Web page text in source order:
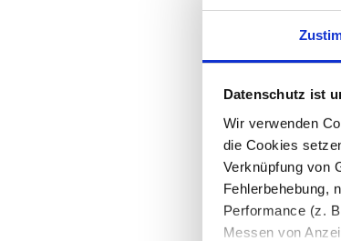
Datenschutz ist
Wir verwenden
die Cookies
Verknüpfung von
Fehlerbehebung,
Performance (z.
Messen von